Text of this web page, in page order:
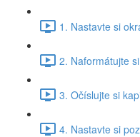
1. Nastavte si
2. Naformátujte
3. Očíslujte si
4. Nastavte si